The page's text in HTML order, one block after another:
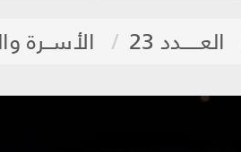
العـــــدد 23 الأســرة